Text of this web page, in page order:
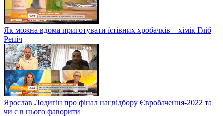
Як можна вдома приготувати їстівних хробачків – хімік Гліб
Репіч
Ярослав Лодигін про фінал нацвідбору Євробачення-2022 та
чи є в нього фаворити